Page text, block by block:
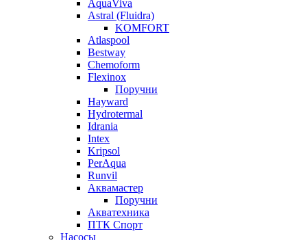
AquaViva
Astral (Fluidra)
KOMFORT
Atlaspool
Bestway
Chemoform
Flexinox
Поручни
Hayward
Hydrotermal
Idrania
Intex
Kripsol
PerAqua
Runvil
Аквамастер
Поручни
Акватехника
ПТК Спорт
Насосы